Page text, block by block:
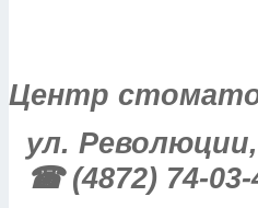
Центр
ул.
☎ (4872) 74-03-